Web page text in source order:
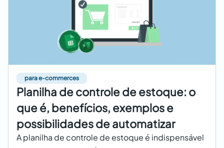
para e-commerces
Planilha de controle de estoque: o
que é, benefícios, exemplos e
possibilidades de automatizar
A planilha de controle de estoque é indispensável